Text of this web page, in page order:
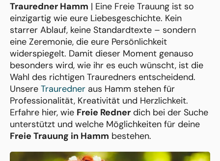
Trauredner Hamm | Eine Freie Trauung ist so
einzigartig wie eure Liebesgeschichte. Kein
starrer Ablauf, keine Standardtexte – sondern
eine Zeremonie, die eure Persönlichkeit
widerspiegelt. Damit dieser Moment genauso
besonders wird, wie ihr es euch wünscht, ist die
Wahl des richtigen Trauredners entscheidend.
Unsere Trauredner aus Hamm stehen für
Professionalität, Kreativität und Herzlichkeit.
Erfahre hier, wie Freie Redner dich bei der Suche
unterstützt und welche Möglichkeiten für deine
Freie Trauung in Hamm bestehen.